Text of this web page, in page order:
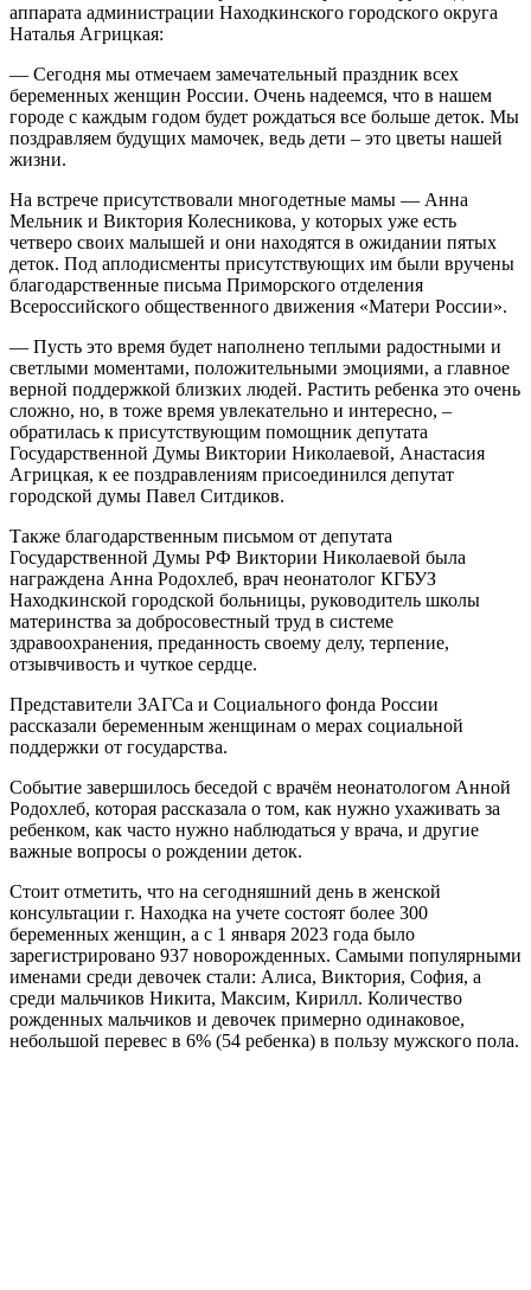
аппарата администрации Находкинского городского округа
Наталья Агрицкая:
— Сегодня мы отмечаем замечательный праздник всех
беременных женщин России. Очень надеемся, что в нашем
городе с каждым годом будет рождаться все больше деток. Мы
поздравляем будущих мамочек, ведь дети – это цветы нашей
жизни.
На встрече присутствовали многодетные мамы — Анна
Мельник и Виктория Колесникова, у которых уже есть
четверо своих малышей и они находятся в ожидании пятых
деток. Под аплодисменты присутствующих им были вручены
благодарственные письма Приморского отделения
Всероссийского общественного движения «Матери России».
— Пусть это время будет наполнено теплыми радостными и
светлыми моментами, положительными эмоциями, а главное
верной поддержкой близких людей. Растить ребенка это очень
сложно, но, в тоже время увлекательно и интересно, –
обратилась к присутствующим помощник депутата
Государственной Думы Виктории Николаевой, Анастасия
Агрицкая, к ее поздравлениям присоединился депутат
городской думы Павел Ситдиков.
Также благодарственным письмом от депутата
Государственной Думы РФ Виктории Николаевой была
награждена Анна Родохлеб, врач неонатолог КГБУЗ
Находкинской городской больницы, руководитель школы
материнства за добросовестный труд в системе
здравоохранения, преданность своему делу, терпение,
отзывчивость и чуткое сердце.
Представители ЗАГСа и Социального фонда России
рассказали беременным женщинам о мерах социальной
поддержки от государства.
Событие завершилось беседой с врачём неонатологом Анной
Родохлеб, которая рассказала о том, как нужно ухаживать за
ребенком, как часто нужно наблюдаться у врача, и другие
важные вопросы о рождении деток.
Стоит отметить, что на сегодняшний день в женской
консультации г. Находка на учете состоят более 300
беременных женщин, а с 1 января 2023 года было
зарегистрировано 937 новорожденных. Самыми популярными
именами среди девочек стали: Алиса, Виктория, София, а
среди мальчиков Никита, Максим, Кирилл. Количество
рожденных мальчиков и девочек примерно одинаковое,
небольшой перевес в 6% (54 ребенка) в пользу мужского пола.